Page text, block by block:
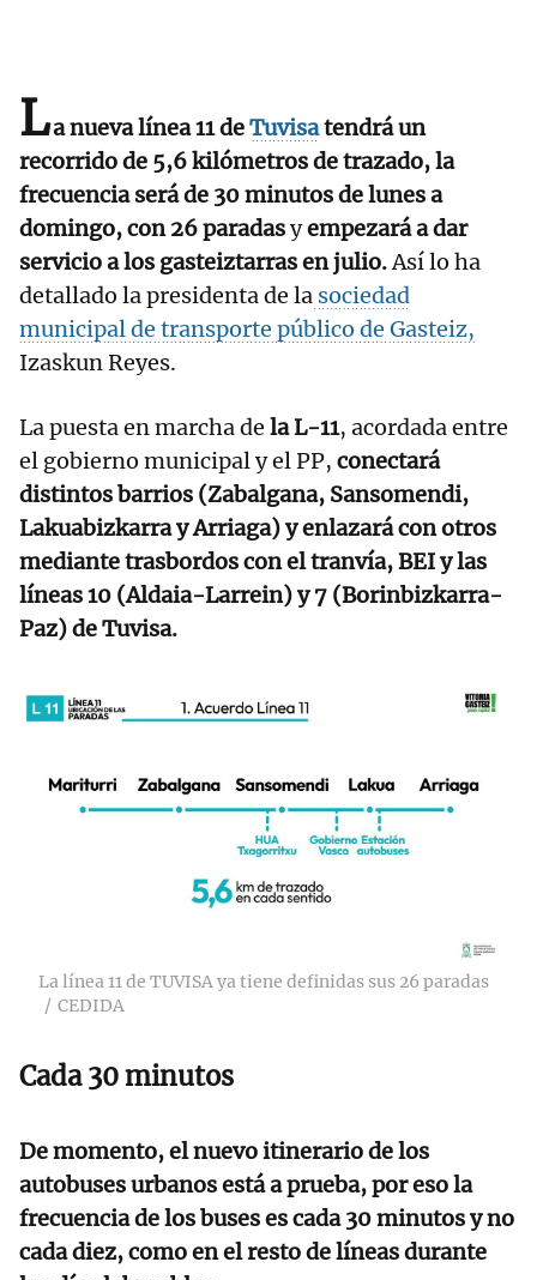
La nueva línea 11 deTuvisatendrá un
recorrido de 5,6 kilómetros de trazado, la
frecuencia será de 30 minutos de lunes a
domingo, con 26 paradasyempezará a dar
servicio a los gasteiztarras en julio.Así lo ha
detallado la presidenta de la sociedad
municipal de transporte público de Gasteiz,
Izaskun Reyes.
La puesta en marcha de la L-11, acordada entre
el gobierno municipal y el PP, conectará
distintos barrios (Zabalgana, Sansomendi,
Lakuabizkarra y Arriaga) y enlazará con otros
mediante trasbordos con el tranvía, BEI y las
líneas 10 (Aldaia-Larrein) y 7 (Borinbizkarra-
Paz) de Tuvisa.
La línea 11 de TUVISA ya tiene definidas sus 26 paradas
CEDIDA
Cada 30 minutos
De momento, el nuevo itinerario de los
autobuses urbanos está a prueba, por eso la
frecuencia de los buses es cada 30 minutos y no
cada diez, como en el resto de líneas durante